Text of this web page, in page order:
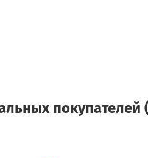
покупателей